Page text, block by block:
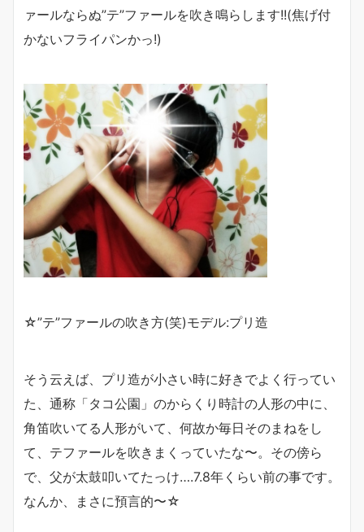
ァールならぬ”テ”ファールを吹き鳴らします!!(焦げ付
かないフライパンかっ!)
☆”テ”ファールの吹き方(笑)モデル:プリ造
そう云えば、プリ造が小さい時に好きでよく行ってい
た、通称「タコ公園」のからくり時計の人形の中に、
角笛吹いてる人形がいて、何故か毎日そのまねをし
て、テファールを吹きまくっていたな〜。その傍ら
で、父が太鼓叩いてたっけ….7.8年くらい前の事です。
なんか、まさに預言的〜☆